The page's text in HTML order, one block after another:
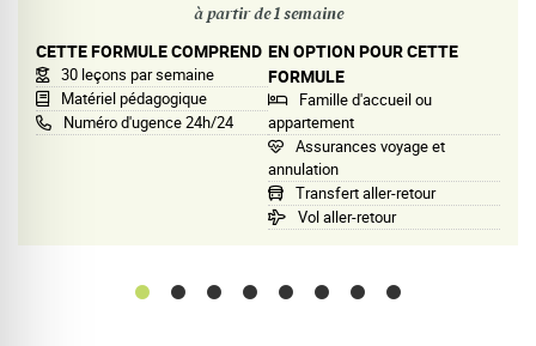
à partir de 1 semaine
CETTE FORMULE COMPREND
30 leçons par semaine
Matériel pédagogique
Numéro d'ugence 24h/24
EN OPTION POUR CETTE
FORMULE
Famille d'accueil ou
appartement
Assurances voyage et
annulation
Transfert aller-retour
Vol aller-retour